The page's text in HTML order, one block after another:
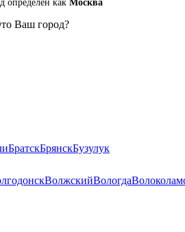
определен как Москва
Ваш город?
БратскБрянскБузулук
ВолжскийВологда